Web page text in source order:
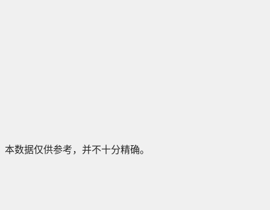
本数据仅供参考，并不十分精确。